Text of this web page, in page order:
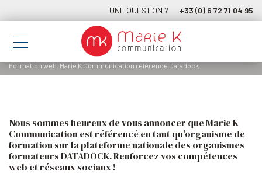
UNE QUESTION ? +33 (0) 6 72 71 04 95
Formation web. Marie K Communication référencé Datadock
Nous sommes heureux de vous annoncer que Marie K
Communication est référencé en tant qu’organisme de
formation sur la plateforme nationale des organismes
formateurs DATADOCK. Renforcez vos compétences
web et réseaux sociaux !